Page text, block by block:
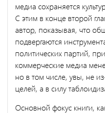
медиа сохраняется
С этим в конце второй
автор, показывая, что
подвергаются
политических партий,
коммерческие медиа
но в том числе, увы, не
целей, а в силу
Основной фокус книги,